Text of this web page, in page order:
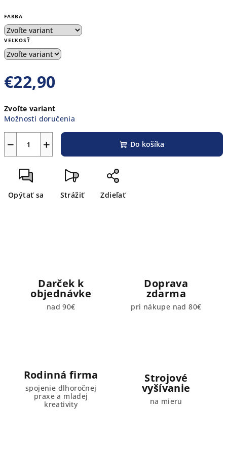
FARBA
VEĽKOSŤ
€22,90
cena:
Zvoľte variant
Možnosti doručenia
+
− Do košíka
Opýtať sa Strážiť Zdieľať
Darček k
objednávke
nad 90€
Doprava
zdarma
pri nákupe nad 80€
Rodinná firma
spojenie dlhoročnej
praxe a mladej
kreativity
Strojové
vyšívanie
na mieru